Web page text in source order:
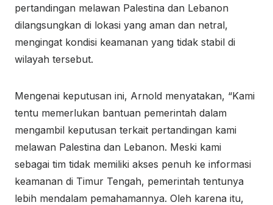
pertandingan melawan Palestina dan Lebanon
dilangsungkan di lokasi yang aman dan netral,
mengingat kondisi keamanan yang tidak stabil di
wilayah tersebut.
Mengenai keputusan ini, Arnold menyatakan, “Kami
tentu memerlukan bantuan pemerintah dalam
mengambil keputusan terkait pertandingan kami
melawan Palestina dan Lebanon. Meski kami
sebagai tim tidak memiliki akses penuh ke informasi
keamanan di Timur Tengah, pemerintah tentunya
lebih mendalam pemahamannya. Oleh karena itu,